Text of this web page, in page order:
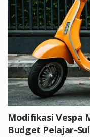
Modifikasi Vespa
Budget Pelajar-